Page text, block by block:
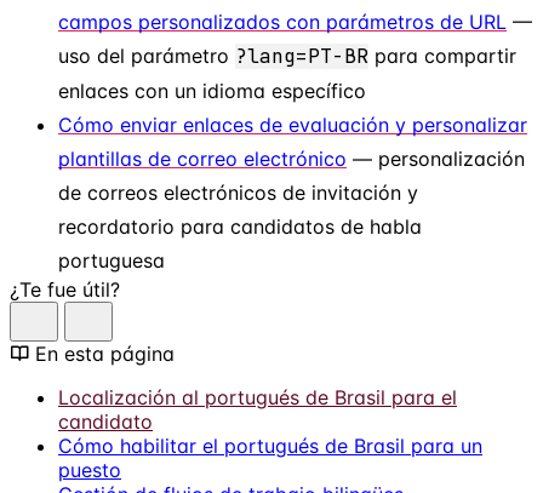
campos personalizados con parámetros de URL —
uso del parámetro ?lang=PT-BR para compartir
enlaces con un idioma específico
Cómo enviar enlaces de evaluación y personalizar
plantillas de correo electrónico — personalización
de correos electrónicos de invitación y
recordatorio para candidatos de habla
portuguesa
¿Te fue útil?
En esta página
Localización al portugués de Brasil para el
candidato
Cómo habilitar el portugués de Brasil para un
puesto